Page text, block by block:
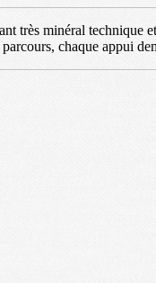
très minéral
chaque appui